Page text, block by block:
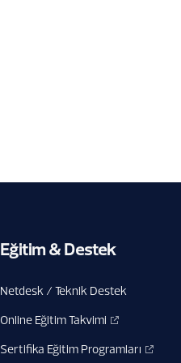
Eğitim & Destek
Netdesk / Teknik Destek
Online Eğitim Takvimi
Sertifika Eğitim Programları